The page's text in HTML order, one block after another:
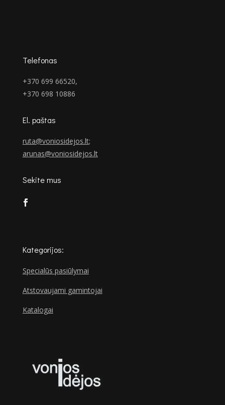
Telefonas
+370 699 66520,
+370 698 10886
El. paštas
ruta@voniosidejos.lt;
arunas@voniosidejos.lt
Sekite mus
Kategorijos:
Specialūs pasiūlymai
Atstovaujami gamintojai
Katalogai